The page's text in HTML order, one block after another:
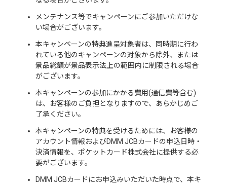
メンテナンス等でキャンペーンにご参加いただけな
い場合がございます。
本キャンペーンの特典進呈対象者は、同時期に行わ
れている他のキャンペーンの対象から除外、または
景品総額が景品表示法上の範囲内に制限される場合
がございます。
本キャンペーンの参加にかかる費用(通信費等含む)
は、お客様のご負担となりますので、あらかじめご
了承ください。
本キャンペーンの特典を受けるためには、お客様の
アカウント情報およびDMM JCBカードの申込日時・
決済情報を、ポケットカード株式会社に提供する必
要がございます。
DMM JCBカードにお申込みいただいた時点で、本キ